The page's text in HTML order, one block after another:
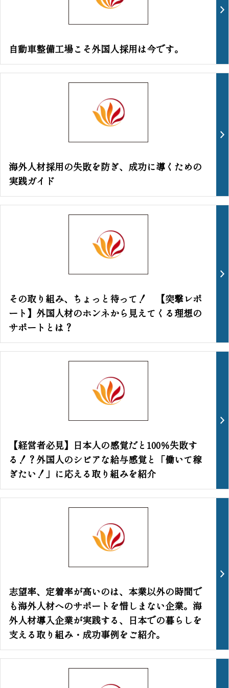
自動車整備工場こそ外国人採用は今です。
海外人材採用の失敗を防ぎ、成功に導くための
実践ガイド
その取り組み、ちょっと待って！ 【突撃レポ
ート】外国人材のホンネから見えてくる理想の
サポートとは？
【経営者必見】日本人の感覚だと100％失敗す
る！？外国人のシビアな給与感覚と「働いて稼
ぎたい！」に応える取り組みを紹介
志望率、定着率が高いのは、本業以外の時間で
も海外人材へのサポートを惜しまない企業。海
外人材導入企業が実践する、日本での暮らしを
支える取り組み・成功事例をご紹介。